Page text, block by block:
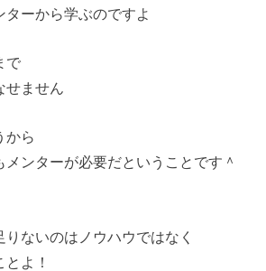
ーから学ぶのですよ
で
せません
から
ンターが必要だということです＾
ないのはノウハウではなく
よ！